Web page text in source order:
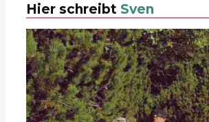
Hier schreibt Sven